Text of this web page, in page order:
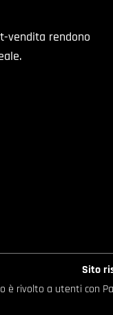
vendita rendono
Sito
è rivolto a utenti con